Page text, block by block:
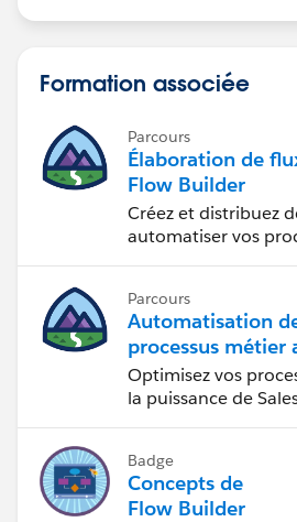
Formation associée
Parcours
Élaboration de
Flow Builder
Créez et distribuez
automatiser vos
Parcours
Automatisation
processus métier
Salesforce Flow
Optimisez vos
la puissance de
Badge
Concepts de
Flow Builder